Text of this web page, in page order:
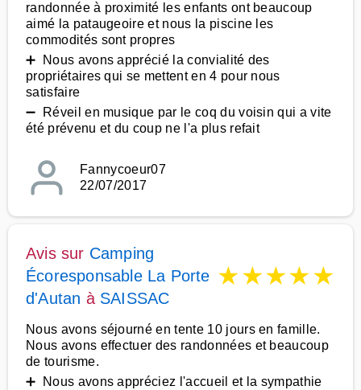
randonnée à proximité les enfants ont beaucoup
aimé la pataugeoire et nous la piscine les
commodités sont propres
➕ Nous avons apprécié la convialité des
propriétaires qui se mettent en 4 pour nous
satisfaire
➖ Réveil en musique par le coq du voisin qui a vite
été prévenu et du coup ne l'a plus refait
Fannycoeur07
22/07/2017
Avis sur Camping
Écoresponsable La Porte
d'Autan à SAISSAC
★★★★★
Nous avons séjourné en tente 10 jours en famille.
Nous avons effectuer des randonnées et beaucoup
de tourisme.
➕ Nous avons appréciez l'accueil et la sympathie